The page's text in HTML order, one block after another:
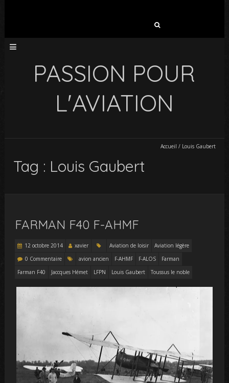
PASSION POUR
L'AVIATION
Accueil / Louis Gaubert
Tag : Louis Gaubert
FARMAN F40 F-AHMF
12 octobre 2014 xavier Aviation de loisir
Aviation légère
0 Commentaire
avion ancien F-AHMF F-ALOS
Farman
Farman F40
Jaccques Hémet LFPN Louis Gaubert Toussus le noble